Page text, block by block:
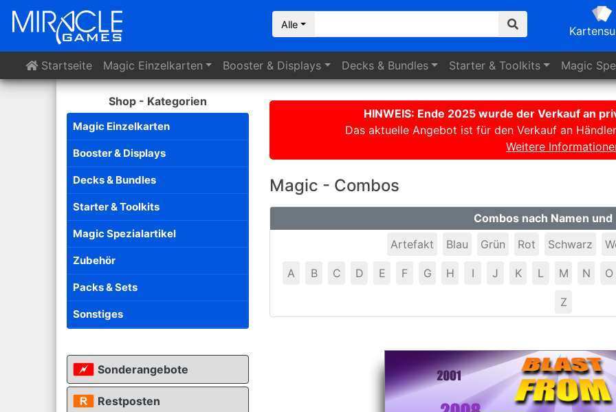
Alle
Startseite Magic Einzelkarten Booster & Displays Decks & Bundles Starter & Toolkits Magic
Shop - Kategorien
Magic Einzelkarten
Booster & Displays
Decks & Bundles
Starter & Toolkits
Magic Spezialartikel
Zubehör
Packs & Sets
Sonstiges
Sonderangebote
Restposten
HINWEIS: Ende 2025 wurde der Verkauf an
Das aktuelle Angebot ist für den Verkauf an
Weitere
Magic - Combos
Combos nach Namen und
Artefakt
Blau Grün Rot Schwarz
A B C D E F G H I J K L M N O
Z